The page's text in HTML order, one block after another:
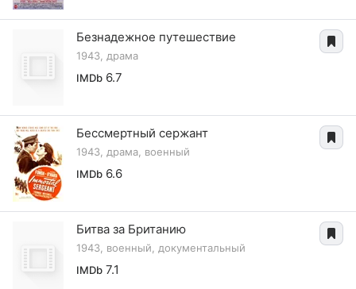
Безнадежное путешествие
1943, драма
IMDb 6.7
Бессмертный сержант
1943, драма, военный
IMDb 6.6
Битва за Британию
1943, военный, документальный
IMDb 7.1